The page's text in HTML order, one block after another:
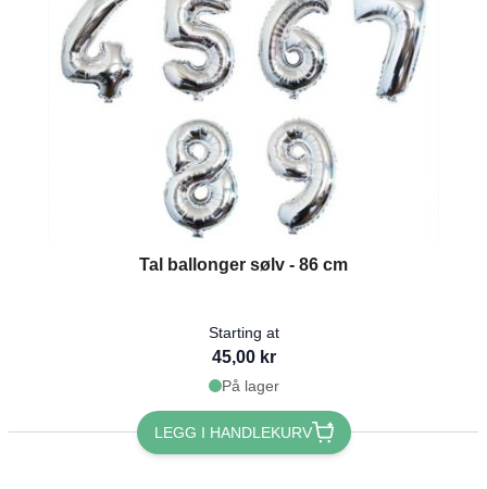
Tal ballonger sølv - 86 cm
The price depends on the options chosen on the product page
Starting at
45,00 kr
På lager
LEGG I HANDLEKURV